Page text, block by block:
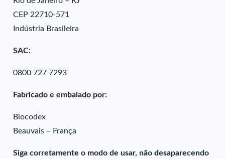
CEP 22710-571
Indústria Brasileira
SAC:
0800 727 7293
Fabricado e embalado por:
Biocodex
Beauvais – França
Siga corretamente o modo de usar, não desaparecendo